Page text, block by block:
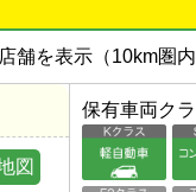
舗を表示（10km圏
図
保有車両ク